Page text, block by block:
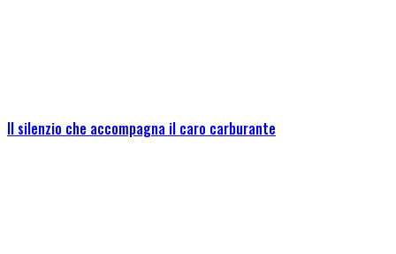
Il silenzio che accompagna il caro carburante